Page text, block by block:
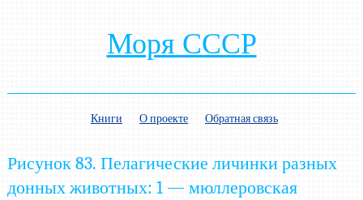
Моря СССР
Книги О проекте Обратная связь
Рисунок 83. Пелагические личинки разных
донных животных: 1 — мюллеровская